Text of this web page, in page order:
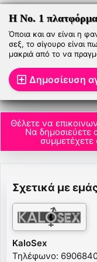
Η Νο. 1 πλατφόρμα
Όποια και αν είναι η
σεξ, το σίγουρο είναι
μακριά από το να
Δημοσίευση
Θέλετε να
Να δημοσιεύετε
συμμετέχετε
Σχετικά με
KaloSex
Τηλέφωνο: